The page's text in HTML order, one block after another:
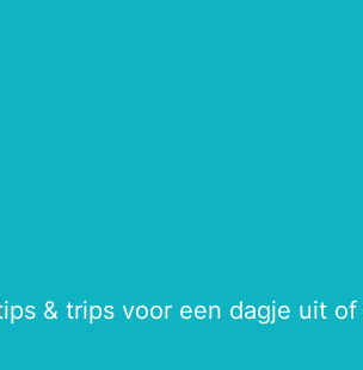
& trips voor een dagje uit